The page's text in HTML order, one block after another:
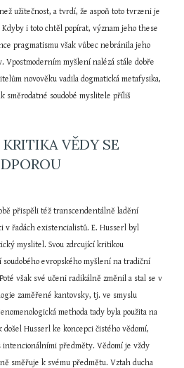
užitečnost, a tvrdí, že aspoň toto tvrzeni je
i toto chtěl popírat, význam jeho these
pragmatismu však vůbec nebránila jeho
Vpostmoderním myšlení nalézá stále dobře
novověku vadila dogmatická metafysika,
směrodatné soudobé myslitele příliš
VĚDY SE
přispěli též transcendentálně ladění
v řadách existencialistů. E. Husserl byl
myslitel. Svou zdrcující kritikou
soudobého evropského myšlení na tradiční
však své učeni radikálně změnil a stal se v
zaměřené kantovsky, tj. ve smyslu
methoda tady byla použita na
došel Husserl ke koncepci čistého vědomí,
předměty. Vědomí je vždy
směřuje k svému předmětu. Vztah ducha